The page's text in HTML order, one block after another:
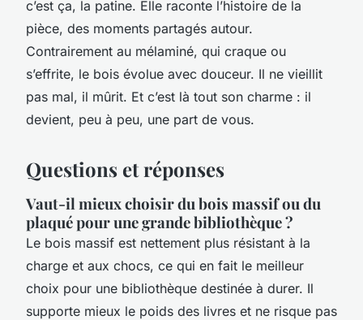
c’est ça, la patine. Elle raconte l’histoire de la
pièce, des moments partagés autour.
Contrairement au mélaminé, qui craque ou
s’effrite, le bois évolue avec douceur. Il ne vieillit
pas mal, il mûrit. Et c’est là tout son charme : il
devient, peu à peu, une part de vous.
Questions et réponses
Vaut-il mieux choisir du bois massif ou du
plaqué pour une grande bibliothèque ?
Le bois massif est nettement plus résistant à la
charge et aux chocs, ce qui en fait le meilleur
choix pour une bibliothèque destinée à durer. Il
supporte mieux le poids des livres et ne risque pas